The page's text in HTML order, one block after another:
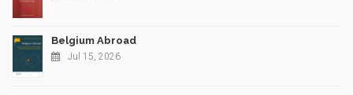
Belgium Abroad
Jul 15, 2026